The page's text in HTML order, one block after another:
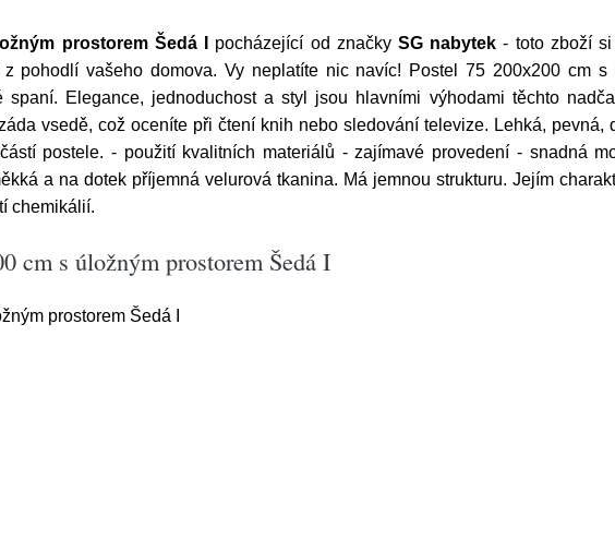
prostorem Šedá I pocházející od značky SG nabytek - toto zboží
pohodlí vašeho domova. Vy neplatíte nic navíc! Postel 75 200x200 cm s
Elegance, jednoduchost a styl jsou hlavními výhodami těchto
vsedě, což oceníte při čtení knih nebo sledování televize. Lehká, pevná,
postele. - použití kvalitních materiálů - zajímavé provedení - snadná
a na dotek příjemná velurová tkanina. Má jemnou strukturu. Jejím
chemikálií.
cm s úložným prostorem Šedá I
prostorem Šedá I